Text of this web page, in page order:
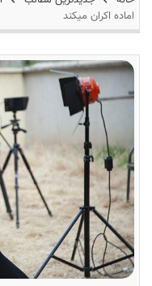
ز
اماده اکران میکند